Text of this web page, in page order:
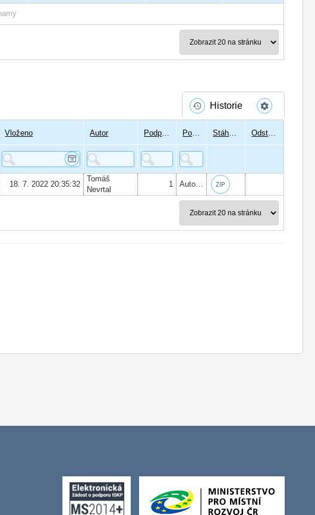
Historie
Vloženo Autor Podpisů Podepsal Stáhnout Odstranit
18. 7. 2022 20:35:32
Tomáš
Nevrtal
1 Autor: Mgr. Jaromíra Moudrá